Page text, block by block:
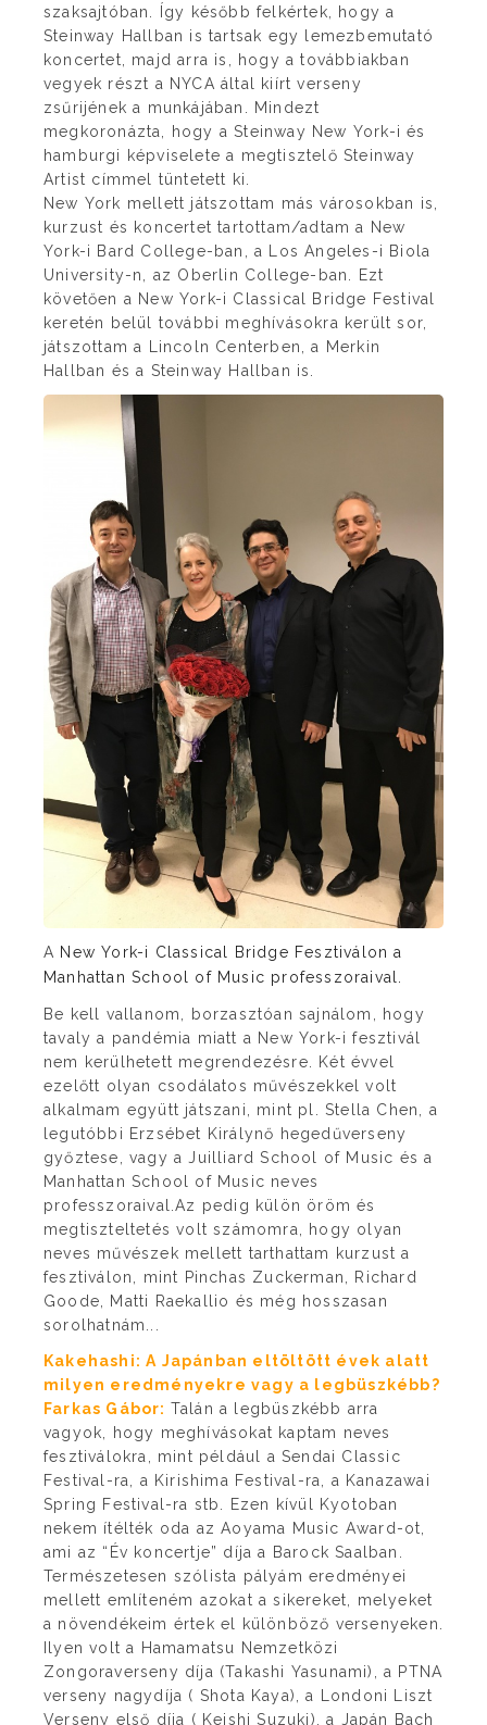
szaksajtóban. Így később felkértek, hogy a
Steinway Hallban is tartsak egy lemezbemutató
koncertet, majd arra is, hogy a továbbiakban
vegyek részt a NYCA által kiírt verseny
zsűrijének a munkájában. Mindezt
megkoronázta, hogy a Steinway New York-i és
hamburgi képviselete a megtisztelő Steinway
Artist címmel tüntetett ki.
New York mellett játszottam más városokban is,
kurzust és koncertet tartottam/adtam a New
York-i Bard College-ban, a Los Angeles-i Biola
University-n, az Oberlin College-ban. Ezt
követően a New York-i Classical Bridge Festival
keretén belül további meghívásokra került sor,
játszottam a Lincoln Centerben, a Merkin
Hallban és a Steinway Hallban is.
A New York-i Classical Bridge Fesztiválon a
Manhattan School of Music professzoraival.
Be kell vallanom, borzasztóan sajnálom, hogy
tavaly a pandémia miatt a New York-i fesztivál
nem kerülhetett megrendezésre. Két évvel
ezelőtt olyan csodálatos művészekkel volt
alkalmam együtt játszani, mint pl. Stella Chen, a
legutóbbi Erzsébet Királynő hegedűverseny
győztese, vagy a Juilliard School of Music és a
Manhattan School of Music neves
professzoraival.Az pedig külön öröm és
megtiszteltetés volt számomra, hogy olyan
neves művészek mellett tarthattam kurzust a
fesztiválon, mint Pinchas Zuckerman, Richard
Goode, Matti Raekallio és még hosszasan
sorolhatnám...
Kakehashi: A Japánban eltöltött évek alatt
milyen eredményekre vagy a legbüszkébb?
Farkas Gábor: Talán a legbüszkébb arra
vagyok, hogy meghívásokat kaptam neves
fesztiválokra, mint például a Sendai Classic
Festival-ra, a Kirishima Festival-ra, a Kanazawai
Spring Festival-ra stb. Ezen kívül Kyotoban
nekem ítélték oda az Aoyama Music Award-ot,
ami az “Év koncertje” díja a Barock Saalban.
Természetesen szólista pályám eredményei
mellett említeném azokat a sikereket, melyeket
a növendékeim értek el különböző versenyeken.
Ilyen volt a Hamamatsu Nemzetközi
Zongoraverseny díja (Takashi Yasunami), a PTNA
verseny nagydíja ( Shota Kaya), a Londoni Liszt
Verseny első díja ( Keishi Suzuki), a Japán Bach